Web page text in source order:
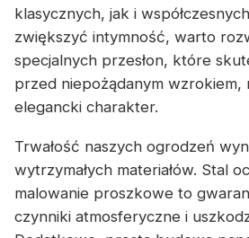
klasycznych, jak i
zwiększyć intymność, warto
specjalnych przesłon, które
przed niepożądanym wzrokiem,
elegancki charakter.
Trwałość naszych ogrodzeń
wytrzymałych materiałów. Stal
malowanie proszkowe to
czynniki atmosferyczne i